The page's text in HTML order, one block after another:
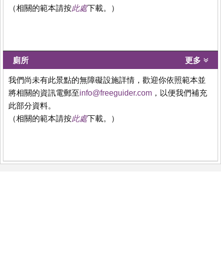
（相關的範本請按此處下載。）
廁所 更多
我們尚未有此景點的無障礙設施詳情，歡迎你依照範本並
將相關的資訊電郵至info@freeguider.com ，以便我們補充
此部分資料。
（相關的範本請按此處下載。）